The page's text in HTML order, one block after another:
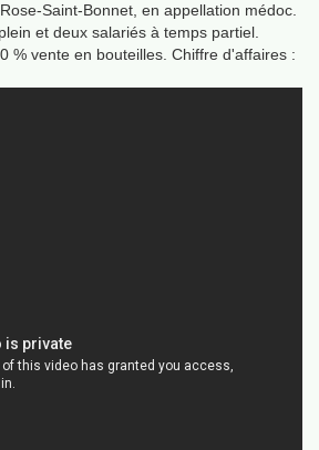
Saint-Bonnet, en appellation médoc.
et deux salariés à temps partiel.
% vente en bouteilles. Chiffre d'affaires :